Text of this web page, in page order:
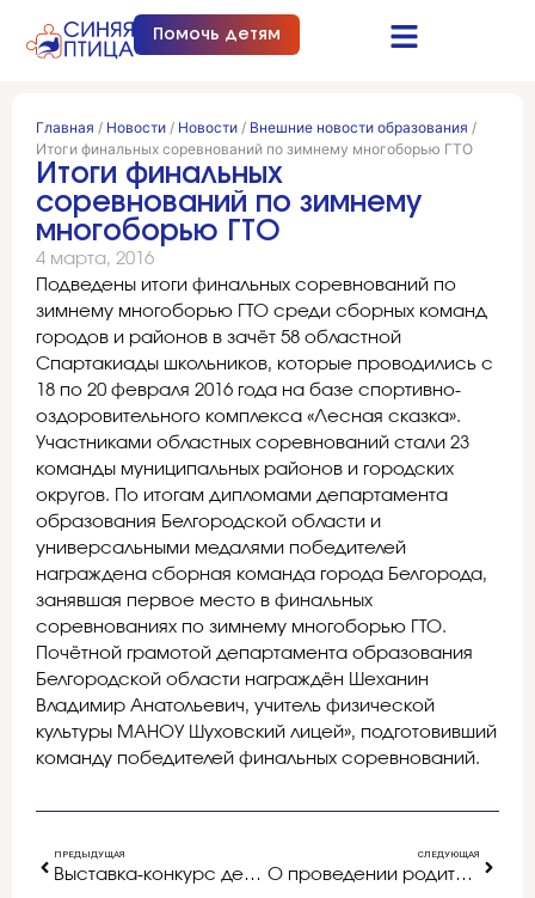
Помочь детям
Главная / Новости / Новости / Внешние новости образования /
Итоги финальных соревнований по зимнему многоборью ГТО
Итоги финальных
соревнований по зимнему
многоборью ГТО
4 марта, 2016
Подведены итоги финальных соревнований по
зимнему многоборью ГТО среди сборных команд
городов и районов в зачёт 58 областной
Спартакиады школьников, которые проводились с
18 по 20 февраля 2016 года на базе спортивно-
оздоровительного комплекса «Лесная сказка».
Участниками областных соревнований стали 23
команды муниципальных районов и городских
округов. По итогам дипломами департамента
образования Белгородской области и
универсальными медалями победителей
награждена сборная команда города Белгорода,
занявшая первое место в финальных
соревнованиях по зимнему многоборью ГТО.
Почётной грамотой департамента образования
Белгородской области награждён Шеханин
Владимир Анатольевич, учитель физической
культуры МАНОУ Шуховский лицей», подготовивший
команду победителей финальных соревнований.
ПРЕДЫДУЩАЯ
Выставка-конкурс детского творчества «Зеркало природы»
СЛЕДУЮЩАЯ
О проведении родительских собраний для родителей выпускников 11 классов